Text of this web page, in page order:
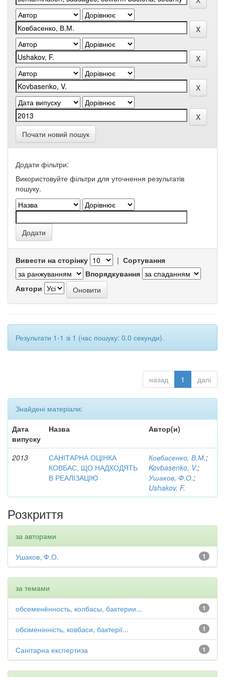
Почати новий пошук
Додати фільтри:
Використовуйте фільтри для уточнення результатів
пошуку.
Вивести на сторінку | Сортування
Впорядкування
Автори
Результати 1-1 зі 1 (час пошуку: 0.0 секунди).
назад 1 далі
Знайдені матеріали:
Дата
випуску
Назва Автор(и)
2013
САНІТАРНА ОЦІНКА
КОВБАС, ЩО НАДХОДЯТЬ
В РЕАЛІЗАЦІЮ
Ковбасенко, В.М.;
Kovbasenko, V.;
Ушаков, Ф.О.;
Ushakov, F.
Розкриття
за авторами
1
Ушаков, Ф.О.
за темами
1
обсеменённость, колбасы, бактерии...
1
обсіменінність, ковбаси, бактерії...
1
Санітарна експертиза